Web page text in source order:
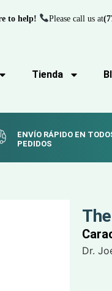
Tienda
ENVÍO RÁPIDO EN
PEDIDOS
Dr.
to help! Please call us at